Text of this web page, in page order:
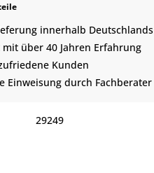
innerhalb Deutschlands
mit über 40 Jahren Erfahrung
Kunden
Einweisung durch Fachberater
29249